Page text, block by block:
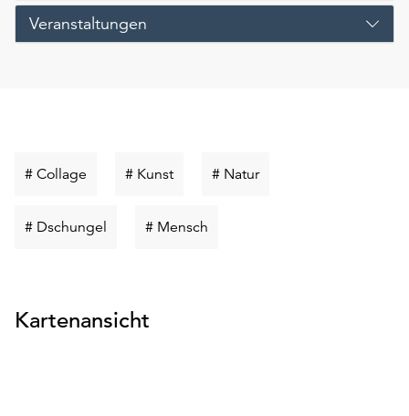
Veranstaltungen
# Collage Schlüsselwort
# KunstSchlüsselwort
# NaturSchlüsselwort
# Dschungel Schlüsselwort
# Mensch
Kartenansicht